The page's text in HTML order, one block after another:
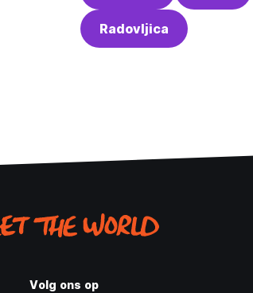
Radovljica
Volg ons op